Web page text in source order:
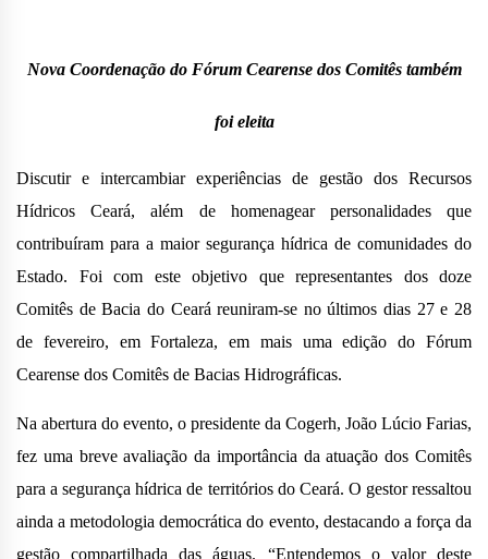
Nova Coordenação do Fórum Cearense dos Comitês também
foi eleita
Discutir e intercambiar experiências de gestão dos Recursos
Hídricos Ceará, além de homenagear personalidades que
contribuíram para a maior segurança hídrica de comunidades do
Estado. Foi com este objetivo que representantes dos doze
Comitês de Bacia do Ceará reuniram-se no últimos dias 27 e 28
de fevereiro, em Fortaleza, em mais uma edição do Fórum
Cearense dos Comitês de Bacias Hidrográficas.
Na abertura do evento, o presidente da Cogerh, João Lúcio Farias,
fez uma breve avaliação da importância da atuação dos Comitês
para a segurança hídrica de territórios do Ceará. O gestor ressaltou
ainda a metodologia democrática do evento, destacando a força da
gestão compartilhada das águas. “Entendemos o valor deste